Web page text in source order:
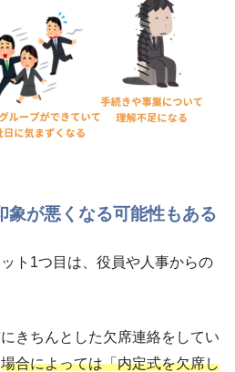
象が悪くなる可能性もある
ト1つ目は、役員や人事からの
きちんとした欠席連絡をしてい
場合によっては「内定式を欠席し